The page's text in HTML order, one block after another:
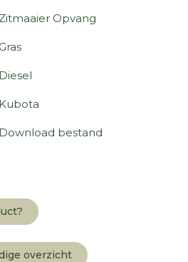
Zitmaaier Opvang
Gras
Diesel
Kubota
Download bestand
overzicht